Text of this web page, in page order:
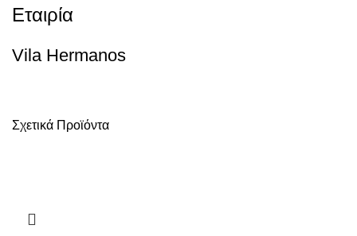
Εταιρία
Vila Hermanos
Σχετικά Προϊόντα